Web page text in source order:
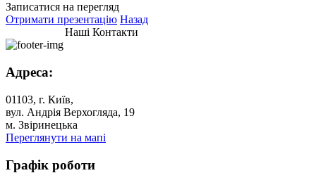
Записатися на перегляд
Отримати презентацію Назад
Наші Контакти
Адреса:
01103, г. Київ,
вул. Андрія Верхогляда, 19
м. Звіринецька
Переглянути на мапі
Графік роботи